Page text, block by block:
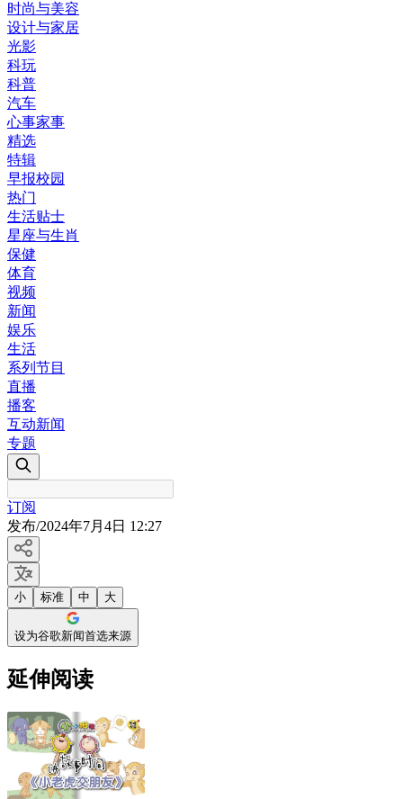
时尚与美容
设计与家居
光影
科玩
科普
汽车
心事家事
精选
特辑
早报校园
热门
生活贴士
星座与生肖
保健
体育
视频
新闻
娱乐
生活
系列节目
直播
播客
互动新闻
专题
订阅
发布/2024年7月4日 12:27
小 标准 中 大
设为谷歌新闻首选来源
延伸阅读